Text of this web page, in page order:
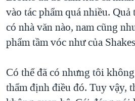
vào tác phẩm quá nhiều.
có nhà văn nào, nam cũng
phẩm tầm vóc như của
Có thể đã có nhưng tôi
thẩm định điều đó. Tuy vậy,